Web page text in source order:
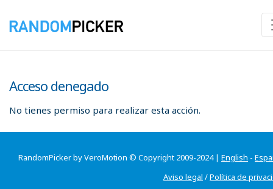
Acceso denegado
No tienes permiso para realizar esta acción.
RandomPicker by VeroMotion © Copyright 2009-2024 | English -
Aviso legal /Política de